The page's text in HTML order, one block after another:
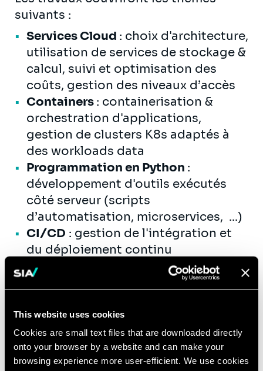
This website uses cookies
Cookies are small text files that are downloaded directly
onto your browser by a website and can make your
browsing experience more user-efficient. We use cookies
suivants :
Services Cloud : choix d'architecture,
utilisation de services de stockage &
calcul, suivi et optimisation des
coûts, gestion des niveaux d’accès
Containers : containerisation &
orchestration d'applications,
gestion de clusters K8s adaptés à
des workloads data
Programmation en Python :
développement d'outils exécutés
côté serveur (scripts
d’automatisation, microservices, ...)
CI/CD : gestion de l'intégration et
du déploiement continu
d’applications à composante data
Qualifications
Vous avez une formation en École
d'Ingénieur ou une formation de haut